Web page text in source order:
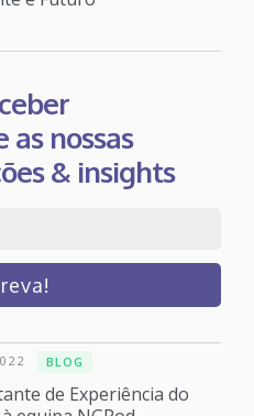
nossas
& insights
BLOG
de Experiência do